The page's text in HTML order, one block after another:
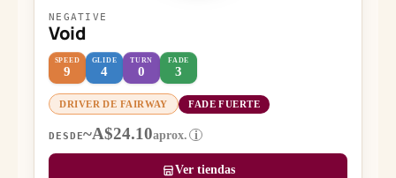
NEGATIVE
Void
SPEED
9
GLIDE
4
TURN
0
FADE
3
DRIVER DE FAIRWAY FADE FUERTE
DESDE~A$24.10aprox. i
Ver tiendas